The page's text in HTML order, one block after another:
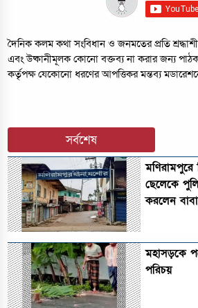
দৈনিক কলম কথা সংবিধান ও জনমতের প্রতি
এবং উষ্কানীমূলক কোনো বক্তব্য না করার জন্য
কর্তৃপক্ষ যেকোনো ধরণের আপত্তিকর মন্তব্য
সর্বশেষ
মণিরামপুরে
ছেলেকে
করলেন বাবা
মহাসড়কে
পরিচয়